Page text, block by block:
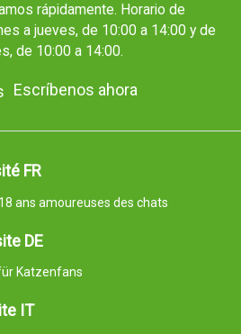
rápidamente. Horario de
a jueves, de 10:00 a 14:00 y de
de 10:00 a 14:00.
Escríbenos ahora
FR
ans amoureuses des chats
DE
Katzenfans
IT